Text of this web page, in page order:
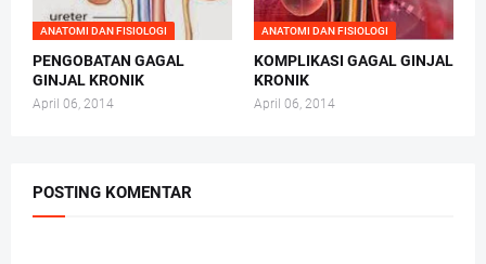
ANATOMI DAN FISIOLOGI
PENGOBATAN GAGAL
GINJAL KRONIK
April 06, 2014
ANATOMI DAN FISIOLOGI
KOMPLIKASI GAGAL GINJAL
KRONIK
April 06, 2014
POSTING KOMENTAR